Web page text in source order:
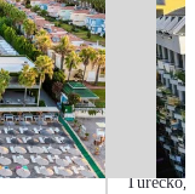
Turecko,